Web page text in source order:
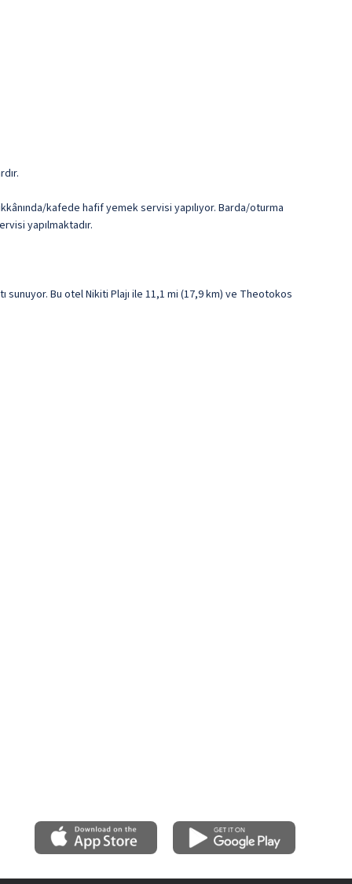
kafede hafif yemek servisi yapılıyor. Barda/oturma
yapılmaktadır.
Bu otel Nikiti Plajı ile 11,1 mi (17,9 km) ve Theotokos